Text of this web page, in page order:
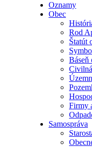
Oznamy
Obec
Rod
Štatút
Báseň
Firmy
Samospráva